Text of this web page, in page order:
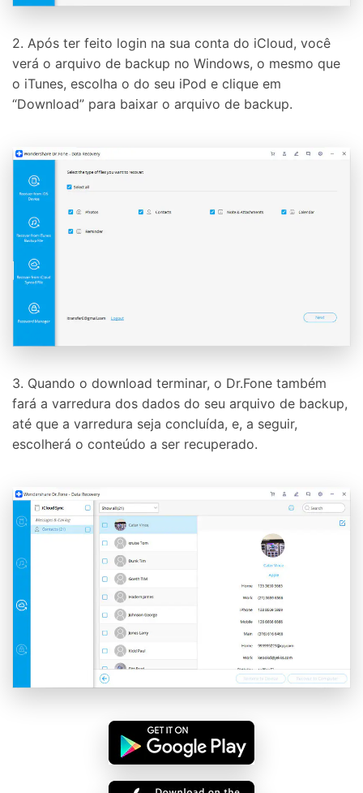
2. Após ter feito login na sua conta do iCloud, você
verá o arquivo de backup no Windows, o mesmo que
o iTunes, escolha o do seu iPod e clique em
“Download” para baixar o arquivo de backup.
3. Quando o download terminar, o Dr.Fone também
fará a varredura dos dados do seu arquivo de backup,
até que a varredura seja concluída, e, a seguir,
escolherá o conteúdo a ser recuperado.